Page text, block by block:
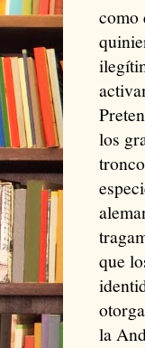
como
los
que
la